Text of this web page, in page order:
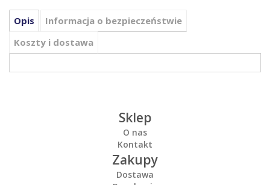
Opis
Informacja o bezpieczeństwie
Koszty i dostawa
Sklep
O nas
Kontakt
Zakupy
Dostawa